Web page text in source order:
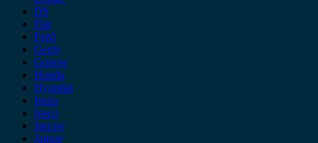
DS
Fiat
Ford
Geely
Gonow
Honda
Hyundai
Isuzu
iveco
Jaecoo
Jaguar